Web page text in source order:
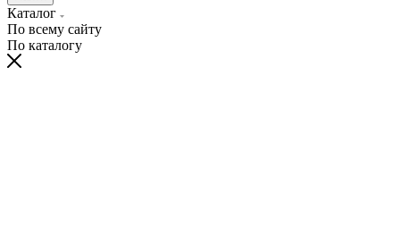
Каталог
По всему сайту
По каталогу